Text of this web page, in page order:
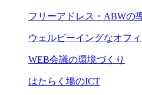
フリーアドレス・ABWの
ウェルビーイングなオフ
WEB会議の環境づくり
はたらく場のICT